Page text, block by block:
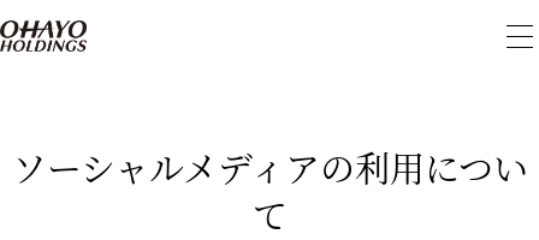
メ
閉
ソーシャルメディアの利用につい
て